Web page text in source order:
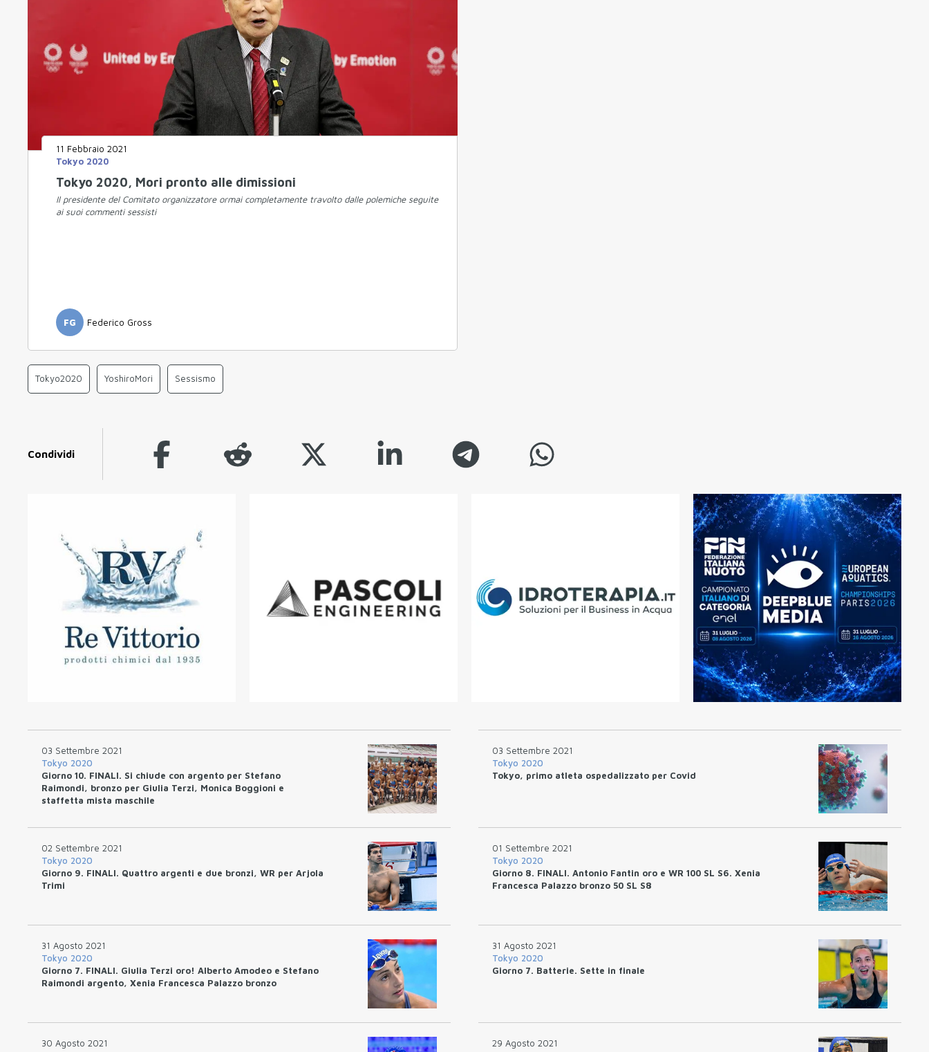
11 Febbraio 2021
Tokyo 2020
Tokyo 2020, Mori pronto alle dimissioni
Il presidente del Comitato organizzatore ormai completamente travolto dalle polemiche seguite
ai suoi commenti sessisti
FG Federico Gross
Tokyo2020 YoshiroMori Sessismo
Condividi
03 Settembre 2021
Tokyo 2020
Giorno 10. FINALI. Si chiude con argento per Stefano
Raimondi, bronzo per Giulia Terzi, Monica Boggioni e
staffetta mista maschile
03 Settembre 2021
Tokyo 2020
Tokyo, primo atleta ospedalizzato per Covid
02 Settembre 2021
Tokyo 2020
Giorno 9. FINALI. Quattro argenti e due bronzi, WR per Arjola
Trimi
01 Settembre 2021
Tokyo 2020
Giorno 8. FINALI. Antonio Fantin oro e WR 100 SL S6. Xenia
Francesca Palazzo bronzo 50 SL S8
31 Agosto 2021
Tokyo 2020
Giorno 7. FINALI. Giulia Terzi oro! Alberto Amodeo e Stefano
Raimondi argento, Xenia Francesca Palazzo bronzo
31 Agosto 2021
Tokyo 2020
Giorno 7. Batterie. Sette in finale
30 Agosto 2021
29 Agosto 2021